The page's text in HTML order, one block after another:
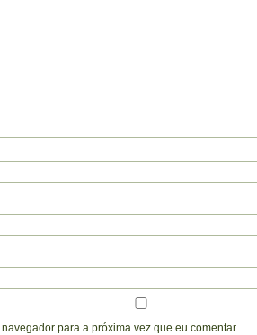
para a próxima vez que eu comentar.